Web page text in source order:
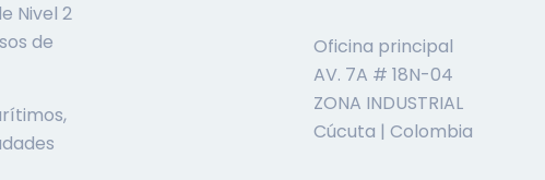
Nivel 2
de
Oficina principal
AV. 7A # 18N-04
ZONA INDUSTRIAL
Cúcuta | Colombia